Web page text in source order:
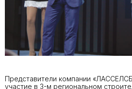
Представители компании
участие в 3-м региональном